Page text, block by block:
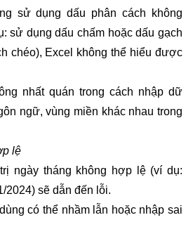
sử dụng dấu phân cách không
sử dụng dấu chấm hoặc dấu gạch
chéo), Excel không thể hiểu được
nhất quán trong cách nhập dữ
ngữ, vùng miền khác nhau trong
lệ
ngày tháng không hợp lệ (ví dụ:
2024) sẽ dẫn đến lỗi.
có thể nhầm lẫn hoặc nhập sai